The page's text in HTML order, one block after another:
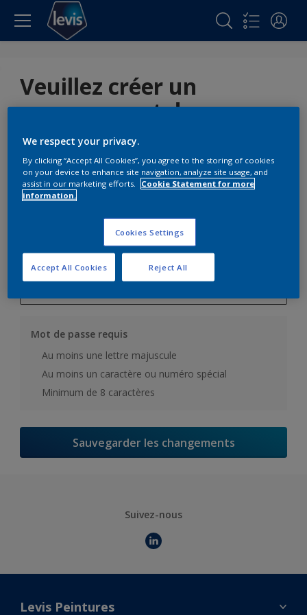
Veuillez créer un
nouveau mot de passe
pour votre compte
Mot de passe
Confirmer le mot de passe*
Mot de passe requis
Au moins une lettre majuscule
Au moins un caractère ou numéro spécial
Minimum de 8 caractères
Sauvegarder les changements
Suivez-nous
Levis Peintures
We respect your privacy.
By clicking “Accept All Cookies”, you agree to the storing of cookies
on your device to enhance site navigation, analyze site usage, and
assist in our marketing efforts.
Cookie Statement for more
information.
Cookies Settings
Reject All
Accept All Cookies